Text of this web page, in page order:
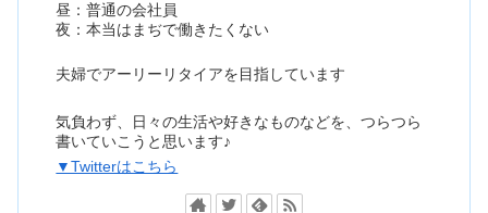
昼：普通の会社員
夜：本当はまぢで働きたくない
夫婦でアーリーリタイアを目指しています
気負わず、日々の生活や好きなものなどを、つらつら
書いていこうと思います♪
▼Twitterはこちら